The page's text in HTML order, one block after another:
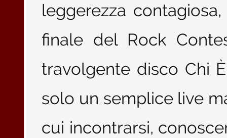
leggerezza
finale del Rock
travolgente disco Chi
solo un semplice live
cui incontrarsi,